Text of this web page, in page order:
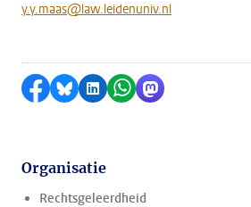
y.y.maas@law.leidenuniv.nl
Delen op Facebook
Delen via Bluesky
Delen op LinkedIn
Delen via
Delen via
Organisatie
Rechtsgeleerdheid